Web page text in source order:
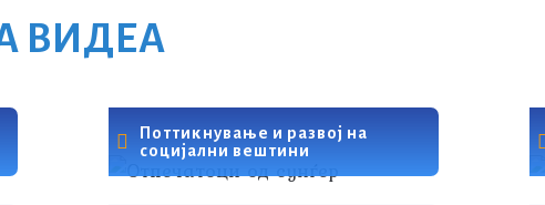
ВИДЕА
Поттикнување и развој на
социјални вештини